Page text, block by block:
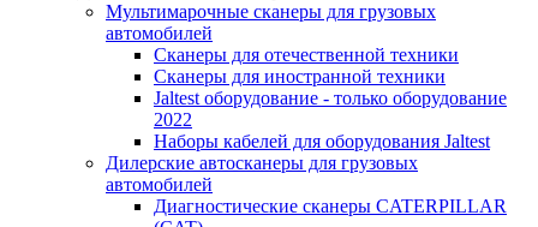
Мультимарочные сканеры для грузовых
автомобилей
Сканеры для отечественной техники
Сканеры для иностранной техники
Jaltest оборудование - только оборудование
2022
Наборы кабелей для оборудования Jaltest
Дилерские автосканеры для грузовых
автомобилей
Диагностические сканеры CATERPILLAR